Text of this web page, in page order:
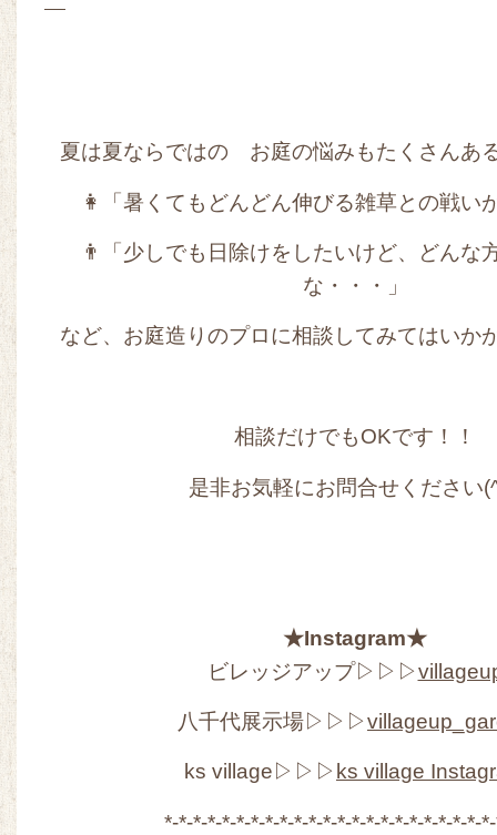
夏は夏ならではの お庭の悩みもたくさんあ
👩「暑くてもどんどん伸びる雑草との戦い
👨「少しでも日除けをしたいけど、どんな
な・・・」
など、お庭造りのプロに相談してみてはいか
相談だけでもOKです！！
是非お気軽にお問合せください
★Instagram★
ビレッジアップ▷▷▷
八千代展示場▷▷▷
ks village▷▷▷ ks village
*-*-*-*-*-*-*-*-*-*-*-*-*-*-*-*-*-*-*-*-*-*-